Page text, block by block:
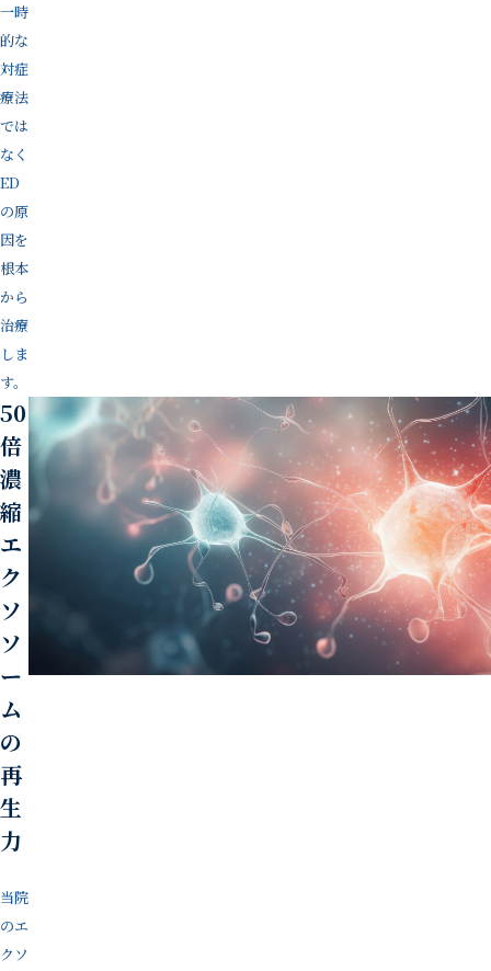
一時
的な
対症
療法
では
なく
ED
の原
因を
根本
から
治療
しま
す。
50
倍
濃
縮
エ
ク
ソ
ソ
ー
ム
の
再
生
力
当院
のエ
クソ